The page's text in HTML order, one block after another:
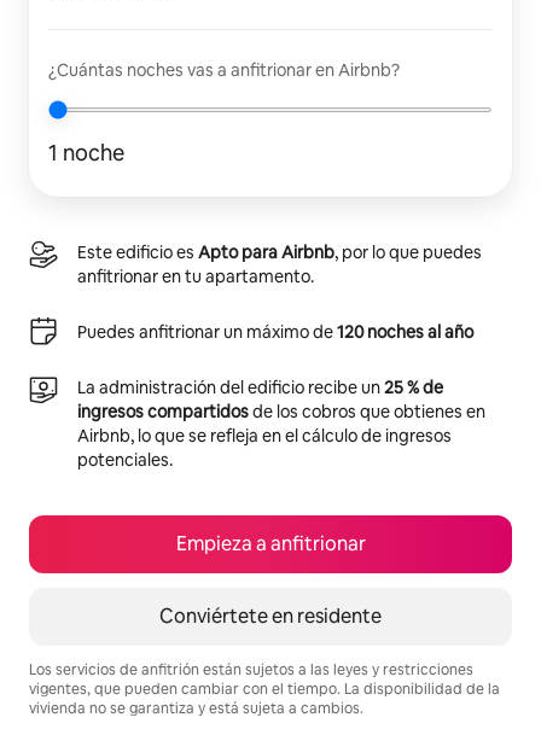
¿Cuántas noches vas a anfitrionar en Airbnb?
1 noche
Este edificio es Apto para Airbnb, por lo que puedes
anfitrionar en tu apartamento.
Puedes anfitrionar un máximo de120 noches al año
La administración del edificio recibe un25 % de
ingresos compartidosde los cobros que obtienes en
Airbnb, lo que se refleja en el cálculo de ingresos
potenciales.
Empieza a anfitrionar
Conviértete en residente
Los servicios de anfitrión están sujetos a las leyes y restricciones
vigentes, que pueden cambiar con el tiempo. La disponibilidad de la
vivienda no se garantiza y está sujeta a cambios.